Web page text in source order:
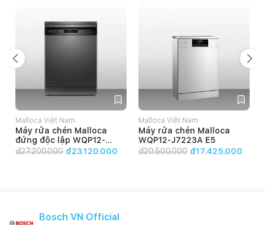
Malloca Việt Nam
Máy rửa chén Malloca
đứng độc lập WQP12-
7635BS
đ27.200.000 đ23.120.000
Malloca Việt Nam
Máy rửa chén Malloca
WQP12-J7223A E5
đ20.500.000 đ17.425.000
Bosch VN Official